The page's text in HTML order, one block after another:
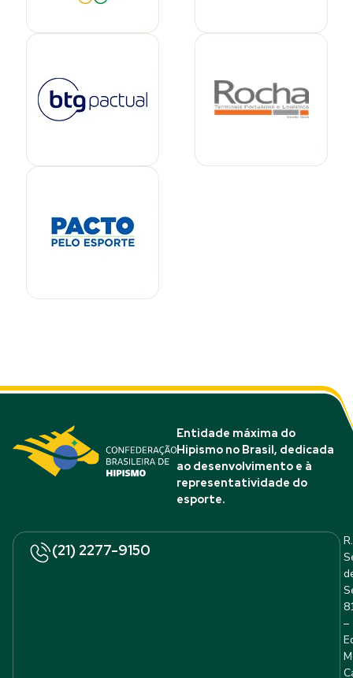
Entidade máxima do
Hipismo no Brasil, dedicada
ao desenvolvimento e à
representatividade do
esporte.
(21) 2277-9150
R.
–